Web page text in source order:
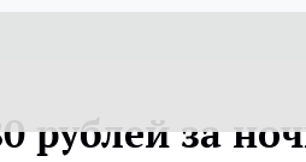
рублей за